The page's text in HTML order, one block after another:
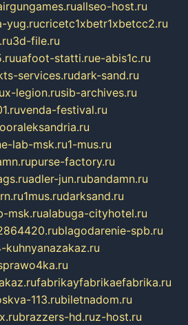
allseo-host.ru
yug.rucricetc1xbetr1xbetcc2.ru
3d-file.ru
uafoot-statti.rue-abis1c.ru
services.rudark-sand.ru
x-legion.rusib-archives.ru
venda-festival.ru
lab-msk.ru1-mus.ru
purse-factory.ru
adler-jun.rubandamn.ru
1mus.rudarksand.ru
msk.rualabuga-cityhotel.ru
blagodarenie-spb.ru
fabrikayfabrikaefabrika.ru
113.rubiletnadom.ru
brazzers-hd.ruz-host.ru